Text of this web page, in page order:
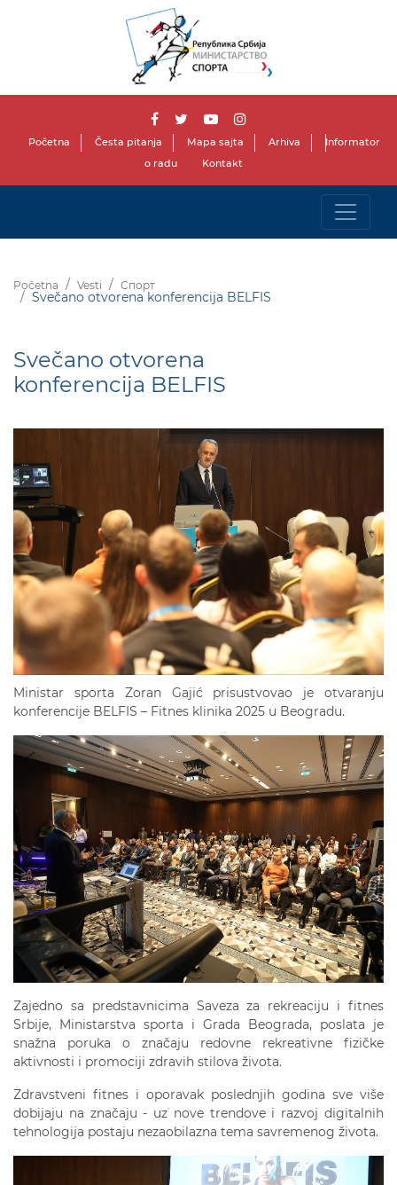
Početna Česta pitanja Mapa sajta Arhiva
Informator
o radu
Kontakt
Početna Vesti Спорт
Svečano otvorena konferencija BELFIS
Svečano otvorena
konferencija BELFIS
Ministar sporta Zoran Gajić prisustvovao je otvaranju
konferencije BELFIS – Fitnes klinika 2025 u Beogradu.
Zajedno sa predstavnicima Saveza za rekreaciju i fitnes
Srbije, Ministarstva sporta i Grada Beograda, poslata je
snažna poruka o značaju redovne rekreativne fizičke
aktivnosti i promociji zdravih stilova života.
Zdravstveni fitnes i oporavak poslednjih godina sve više
dobijaju na značaju - uz nove trendove i razvoj digitalnih
tehnologija postaju nezaobilazna tema savremenog života.